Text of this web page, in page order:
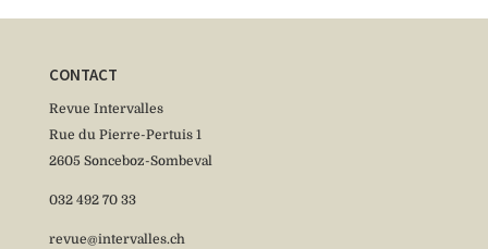
CONTACT
Revue Intervalles
Rue du Pierre-Pertuis 1
2605 Sonceboz-Sombeval
032 492 70 33
revue@intervalles.ch